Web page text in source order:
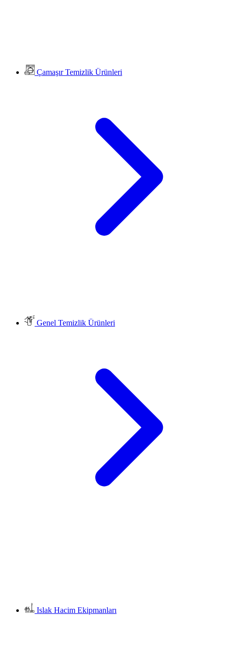
Çamaşır Temizlik Ürünleri
Genel Temizlik Ürünleri
Islak Hacim Ekipmanları